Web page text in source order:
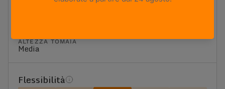
ALTEZZA TOMAIA
Media
Flessibilità